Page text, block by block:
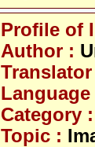
Profile of
Author :
Translator
Language
Category :
Topic :